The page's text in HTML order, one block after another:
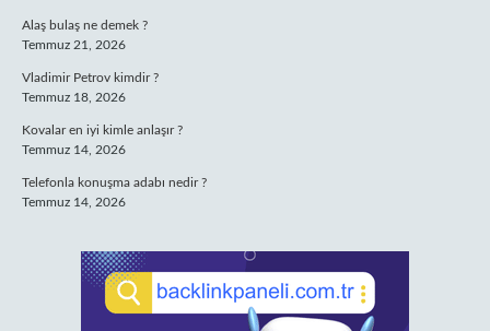
Alaş bulaş ne demek ?
Temmuz 21, 2026
Vladimir Petrov kimdir ?
Temmuz 18, 2026
Kovalar en iyi kimle anlaşır ?
Temmuz 14, 2026
Telefonla konuşma adabı nedir ?
Temmuz 14, 2026